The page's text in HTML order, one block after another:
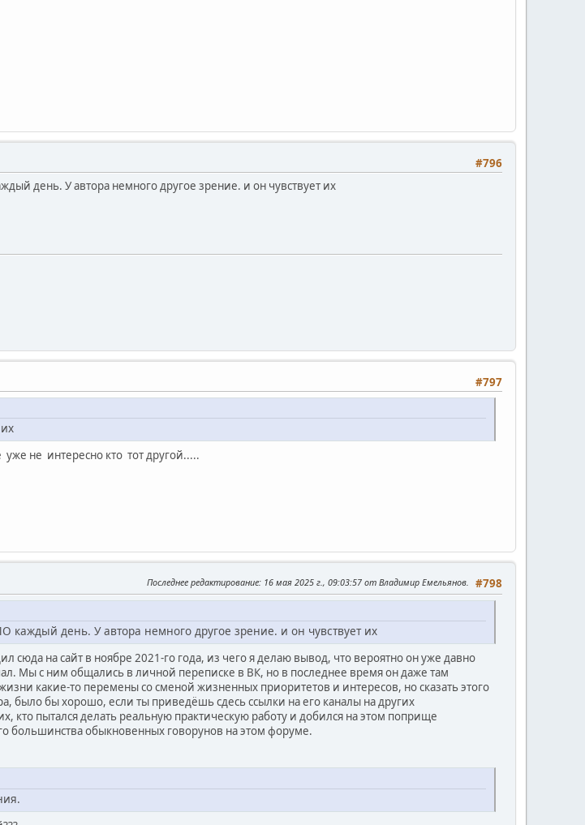
#796
день. У автора немного другое зрение. и он чувствует их
#797
не интересно кто тот другой.....
#798
Последнее редактирование: 16 мая 2025 г., 09:03:57 от Владимир Емельянов.
каждый день. У автора немного другое зрение. и он чувствует их
сюда на сайт в ноябре 2021-го года, из чего я делаю вывод, что вероятно он уже давно
Мы с ним общались в личной переписке в ВК, но в последнее время он даже там
какие-то перемены со сменой жизненных приоритетов и интересов, но сказать этого
было бы хорошо, если ты приведёшь сдесь ссылки на его каналы на других
пытался делать реальную практическую работу и добился на этом поприще
большинства обыкновенных говорунов на этом форуме.